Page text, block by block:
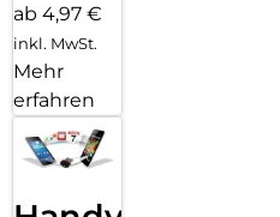
ab 4,97 €
inkl. MwSt.
Mehr
erfahren